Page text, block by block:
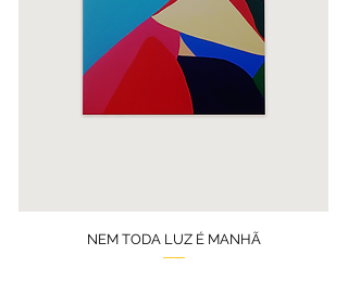
NEM TODA LUZ É MANHÃ